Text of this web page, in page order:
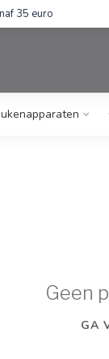
35 euro
Geen
GA